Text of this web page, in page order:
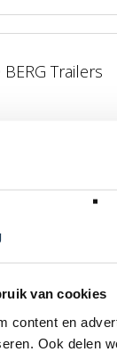
van cookies
content en
Ook delen
Trailers